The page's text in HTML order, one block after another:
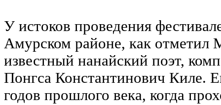
У истоков проведения
Амурском районе, как отметил
известный нанайский поэт,
Понгса Константинович Киле.
годов прошлого века, когда